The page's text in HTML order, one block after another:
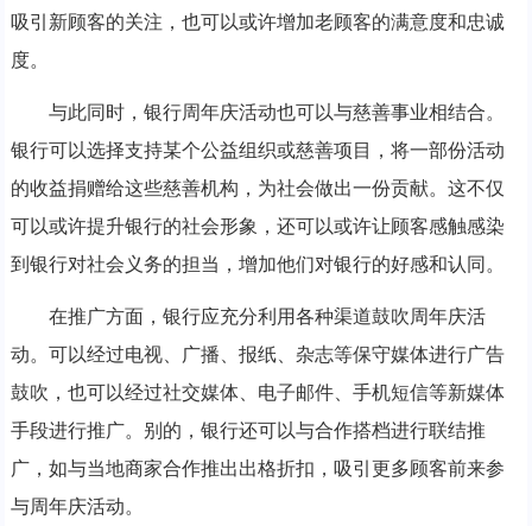
吸引新顾客的关注，也可以或许增加老顾客的满意度和忠诚
度。
与此同时，银行周年庆活动也可以与慈善事业相结合。
银行可以选择支持某个公益组织或慈善项目，将一部份活动
的收益捐赠给这些慈善机构，为社会做出一份贡献。这不仅
可以或许提升银行的社会形象，还可以或许让顾客感触感染
到银行对社会义务的担当，增加他们对银行的好感和认同。
在推广方面，银行应充分利用各种渠道鼓吹周年庆活
动。可以经过电视、广播、报纸、杂志等保守媒体进行广告
鼓吹，也可以经过社交媒体、电子邮件、手机短信等新媒体
手段进行推广。别的，银行还可以与合作搭档进行联结推
广，如与当地商家合作推出出格折扣，吸引更多顾客前来参
与周年庆活动。